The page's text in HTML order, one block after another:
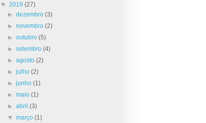
▼ 2019 (27)
►dezembro(3)
►novembro(2)
►outubro(5)
►setembro(4)
►agosto(2)
►julho(2)
►junho(1)
►maio(1)
►abril(3)
▼março(1)